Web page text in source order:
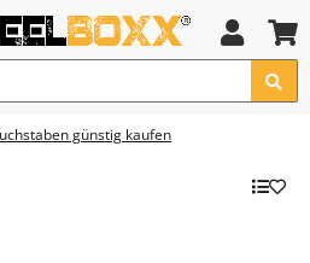
günstig kaufen